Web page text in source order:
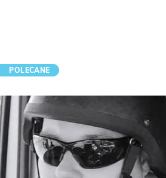
POLECANE